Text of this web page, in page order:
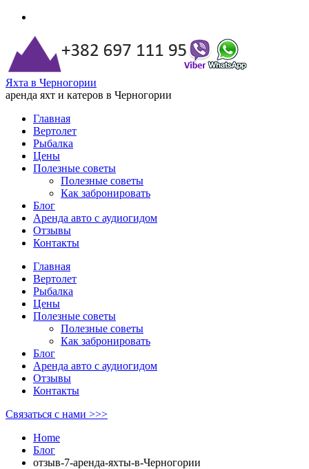
Яхта в Черногории
аренда яхт и катеров в Черногории
Главная
Вертолет
Рыбалка
Цены
Полезные советы
Полезные советы
Как забронировать
Блог
Аренда авто с аудиогидом
Отзывы
Контакты
Главная
Вертолет
Рыбалка
Цены
Полезные советы
Полезные советы
Как забронировать
Блог
Аренда авто с аудиогидом
Отзывы
Контакты
Связаться с нами >>>
Home
Блог
отзыв-7-аренда-яхты-в-Черногории